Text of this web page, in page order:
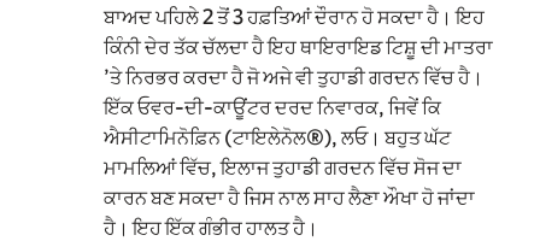
ਬਾਅਦ ਪਹਿਲੇ 2 ਤੋਂ 3 ਹਫ਼ਤਿਆਂ ਦੌਰਾਨ ਹੋ ਸਕਦਾ ਹੈ। ਇਹ
ਕਿੰਨੀ ਦੇਰ ਤੱਕ ਚੱਲਦਾ ਹੈ ਇਹ ਥਾਇਰਾਇਡ ਟਿਸ਼ੂ ਦੀ ਮਾਤਰਾ
’ਤੇ ਨਿਰਭਰ ਕਰਦਾ ਹੈ ਜੋ ਅਜੇ ਵੀ ਤੁਹਾਡੀ ਗਰਦਨ ਵਿੱਚ ਹੈ।
ਇੱਕ ਓਵਰ-ਦੀ-ਕਾਊਂਟਰ ਦਰਦ ਨਿਵਾਰਕ, ਜਿਵੇਂ ਕਿ
ਐਸੀਟਾਮਿਨੋਫ਼ਿਨ (ਟਾਇਲੇਨੋਲ®), ਲਓ। ਬਹੁਤ ਘੱਟ
ਮਾਮਲਿਆਂ ਵਿੱਚ, ਇਲਾਜ ਤੁਹਾਡੀ ਗਰਦਨ ਵਿੱਚ ਸੋਜ ਦਾ
ਕਾਰਨ ਬਣ ਸਕਦਾ ਹੈ ਜਿਸ ਨਾਲ ਸਾਹ ਲੈਣਾ ਔਖਾ ਹੋ ਜਾਂਦਾ
ਹੈ। ਇਹ ਇੱਕ ਗੰਭੀਰ ਹਾਲਤ ਹੈ।